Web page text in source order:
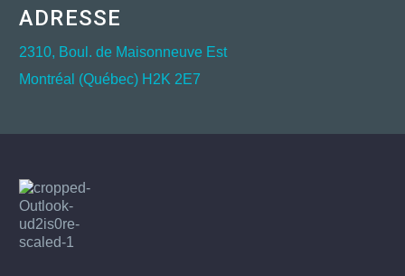
ADRESSE
2310, Boul. de Maisonneuve Est
Montréal (Québec) H2K 2E7